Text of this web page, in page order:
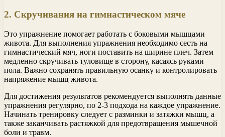
2. Скручивания на гимнастическом мяче
Это упражнение помогает работать с боковыми мышцами
живота. Для выполнения упражнения необходимо сесть на
гимнастический мяч, ноги поставить на ширине плеч. Затем
медленно скручивать туловище в сторону, касаясь руками
пола. Важно сохранять правильную осанку и контролировать
напряжение мышц живота.
Для достижения результатов рекомендуется выполнять данные
упражнения регулярно, по 2-3 подхода на каждое упражнение.
Начинать тренировку следует с разминки и затяжки мышц, а
также заканчивать растяжкой для предотвращения мышечной
боли и травм.